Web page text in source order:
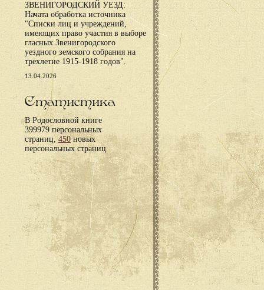
ЗВЕНИГОРОДСКИЙ УЕЗД:
Начата обработка источника
"Списки лиц и учреждений,
имеющих право участия в выборе
гласных Звенигородского
уездного земского собрания на
трехлетие 1915-1918 годов".
13.04.2026
Статистика
В Родословной книге
399979 персональных
страниц,450новых
персональных страниц